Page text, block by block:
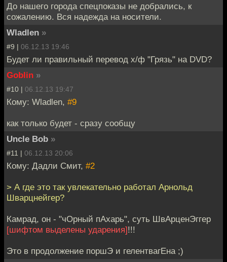
До нашего города спецпоказы не добрались, к
сожалению. Вся надежда на носители.
Wladlen »
#9 | 06.12.13 19:46
Будет ли правильный перевод х/ф "Грязь" на DVD?
Goblin »
#10 | 06.12.13 19:47
Кому: Wladlen, #9
как только будет - сразу сообщу
Uncle Bob »
#11 | 06.12.13 20:06
Кому: Дадли Смит, #2
> А где это так увлекательно работал Арнольд
Шварцнейгер?
Камрад, он - "чОрный пАхарь", суть ШвАрценЭггер
[шифтом выделены ударения]!!!
Это в продолжение поршЭ и гелентвагЕна ;)